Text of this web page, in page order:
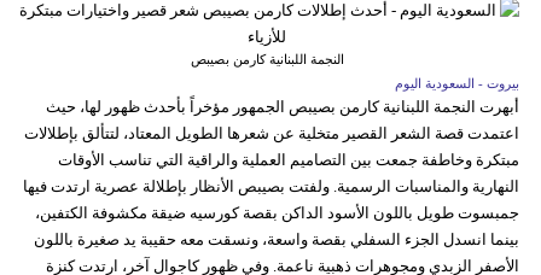
النجمة اللبنانية كارمن بصيبص
بيروت - السعودية اليوم
أبهرت النجمة اللبنانية كارمن بصيبص الجمهور مؤخراً بأحدث ظهور لها، حيث
اعتمدت قصة الشعر القصير متخلية عن شعرها الطويل المعتاد، لتتألق بإطلالات
مبتكرة وخاطفة جمعت بين التصاميم العملية والراقية التي تناسب الأوقات
النهارية والمناسبات الرسمية. ولفتت بصيبص الأنظار بإطلالة عصرية ارتدت فيها
جمبسوت طويل باللون الأسود الداكن بقصة كورسيه ضيقة مكشوفة الكتفين،
بينما انسدل الجزء السفلي بقصة واسعة، ونسقت معه حقيبة يد صغيرة باللون
الأصفر الزبدي ومجوهرات ذهبية ناعمة. وفي ظهور كاجوال آخر، ارتدت كنزة